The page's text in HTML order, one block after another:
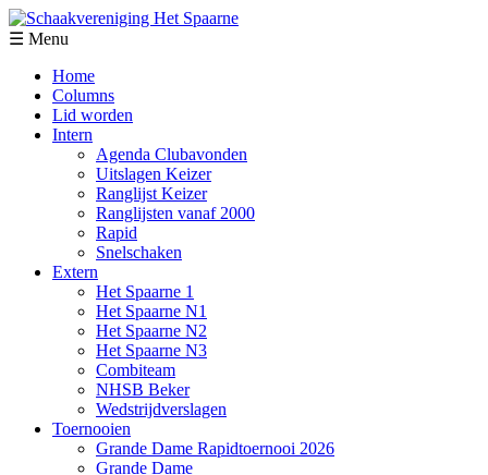
☰ Menu
Home
Columns
Lid worden
Intern
Agenda Clubavonden
Uitslagen Keizer
Ranglijst Keizer
Ranglijsten vanaf 2000
Rapid
Snelschaken
Extern
Het Spaarne 1
Het Spaarne N1
Het Spaarne N2
Het Spaarne N3
Combiteam
NHSB Beker
Wedstrijdverslagen
Toernooien
Grande Dame Rapidtoernooi 2026
Grande Dame